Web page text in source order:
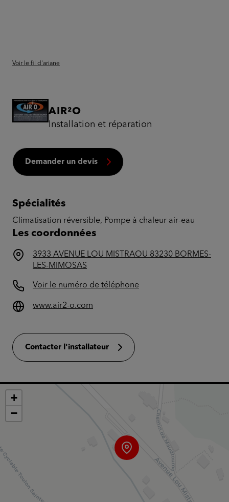
Voir le fil d'ariane
AIR²O
Installation et réparation
Demander un devis
Spécialités
Climatisation réversible, Pompe à chaleur air-eau
Les coordonnées
3933 AVENUE LOU MISTRAOU 83230 BORMES-
LES-MIMOSAS
Voir le numéro de téléphone
www.air2-o.com
Contacter l'installateur
+
−